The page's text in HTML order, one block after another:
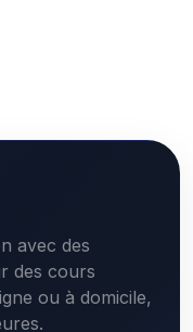
avec des
des cours
ou à domicile,